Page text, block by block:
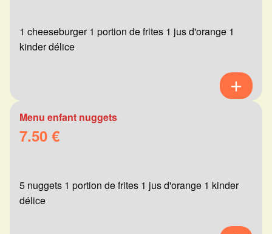
1 cheeseburger 1 portion de frites 1 jus d'orange 1
kinder délice
Menu enfant nuggets
7.50 €
5 nuggets 1 portion de frites 1 jus d'orange 1 kinder
délice